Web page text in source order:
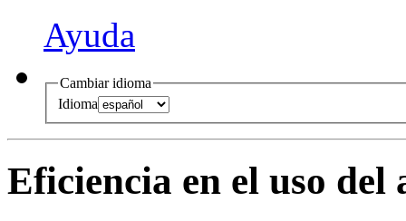
Ayuda
Cambiar idioma
Idioma
Eficiencia en el uso del